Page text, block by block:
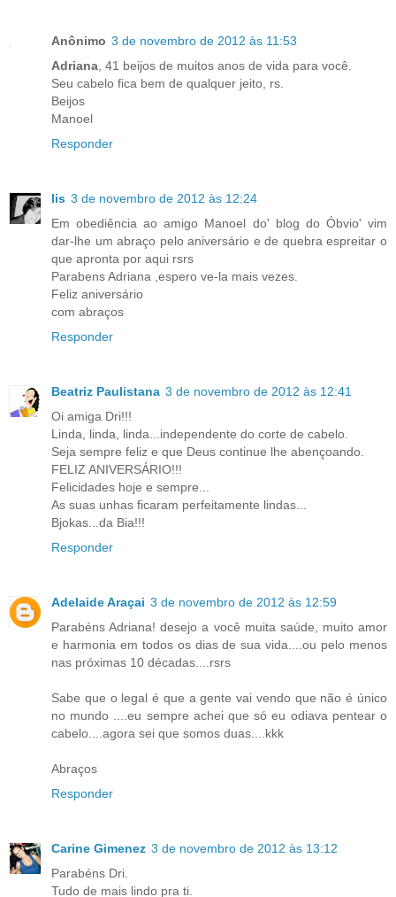
Anônimo 3 de novembro de 2012 às 11:53
Adriana, 41 beijos de muitos anos de vida para você.
Seu cabelo fica bem de qualquer jeito, rs.
Beijos
Manoel
Responder
lis 3 de novembro de 2012 às 12:24
Em obediência ao amigo Manoel do' blog do Óbvio' vim
dar-lhe um abraço pelo aniversário e de quebra espreitar o
que apronta por aqui rsrs
Parabens Adriana ,espero ve-la mais vezes.
Feliz aniversário
com abraços
Responder
Beatriz Paulistana 3 de novembro de 2012 às 12:41
Oi amiga Dri!!!
Linda, linda, linda...independente do corte de cabelo.
Seja sempre feliz e que Deus continue lhe abençoando.
FELIZ ANIVERSÁRIO!!!
Felicidades hoje e sempre...
As suas unhas ficaram perfeitamente lindas...
Bjokas...da Bia!!!
Responder
Adelaide Araçai 3 de novembro de 2012 às 12:59
Parabéns Adriana! desejo a você muita saúde, muito amor
e harmonia em todos os dias de sua vida....ou pelo menos
nas próximas 10 décadas....rsrs
Sabe que o legal é que a gente vai vendo que não é único
no mundo ....eu sempre achei que só eu odiava pentear o
cabelo....agora sei que somos duas....kkk
Abraços
Responder
Carine Gimenez 3 de novembro de 2012 às 13:12
Parabéns Dri.
Tudo de mais lindo pra ti.